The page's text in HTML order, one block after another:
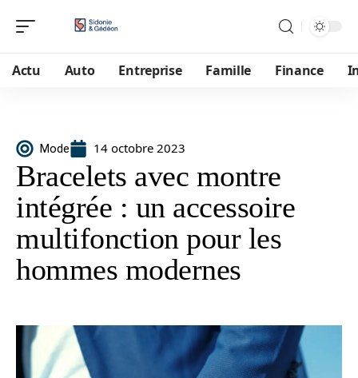
Actu Auto Entreprise Famille Finance
Mode 14 octobre 2023
Bracelets avec montre
intégrée : un accessoire
multifonction pour les
hommes modernes